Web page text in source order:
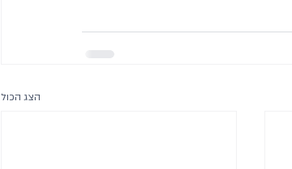
הצג הכול